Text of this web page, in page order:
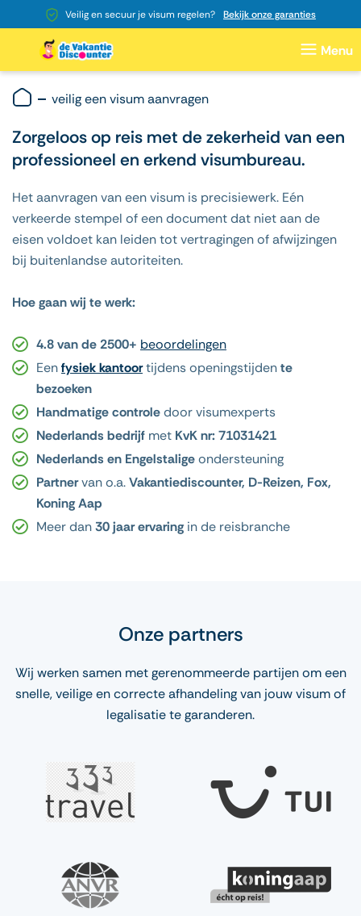
Veilig en secuur je visum regelen? Bekijk onze garanties
veilig een visum aanvragen
Zorgeloos op reis met de zekerheid van een
professioneel en erkend visumbureau.
Het aanvragen van een visum is precisiewerk. Eén
verkeerde stempel of een document dat niet aan de
eisen voldoet kan leiden tot vertragingen of afwijzingen
bij buitenlandse autoriteiten.
Hoe gaan wij te werk:
4.8 van de 2500+ beoordelingen
Eenfysiek kantoortijdensopeningstijdente
bezoeken
Handmatige controledoor visumexperts
Nederlands bedrijf met KvK nr: 71031421
Nederlands en Engelstaligeondersteuning
Partnervan o.a.Vakantiediscounter, D-Reizen, Fox,
Koning Aap
Meer dan30 jaar ervaringin de reisbranche
Onze partners
Wij werken samen met gerenommeerde partijen om een
snelle, veilige en correcte afhandeling van jouw visum of
legalisatie te garanderen.